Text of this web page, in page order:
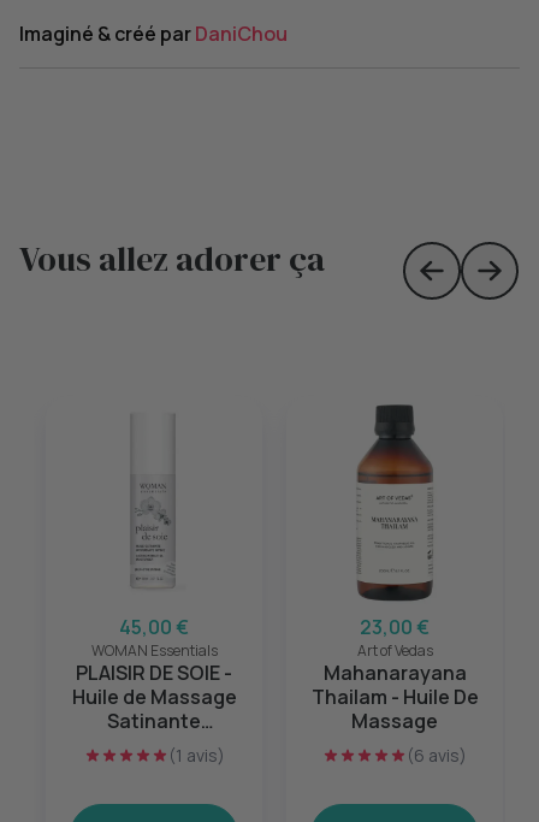
Imaginé & créé parDaniChou
Vous allez adorer ça
Skip toSkip
45,00 €
WOMAN Essentials
PLAISIR DE SOIE -
Huile de Massage
Satinante
Lubrifiante Intime -
110ml
(1 avis)
23,00 €
Art of Vedas
Mahanarayana
Thailam - Huile De
Massage
(6 avis)